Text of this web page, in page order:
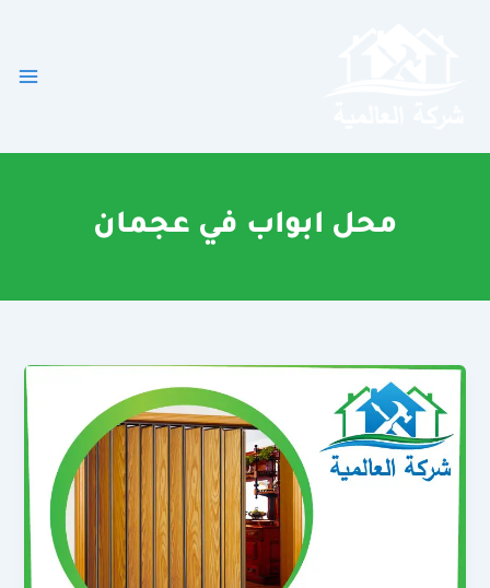
محل ابواب في عجمان